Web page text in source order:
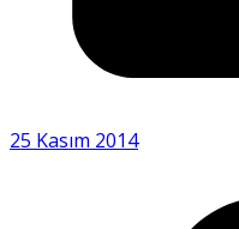
25 Kasım 2014